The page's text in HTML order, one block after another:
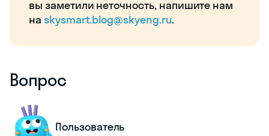
вы заметили неточность, напишите нам
на skysmart.blog@skyeng.ru.
Вопрос
Пользователь